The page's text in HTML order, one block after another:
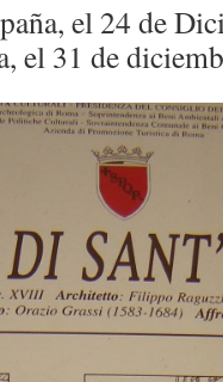
el 24 de
el 31 de